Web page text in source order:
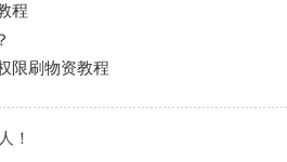
程
限刷物资教程
！